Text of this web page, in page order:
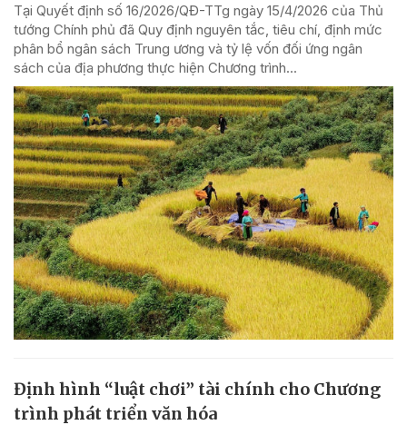
Tại Quyết định số 16/2026/QĐ-TTg ngày 15/4/2026 của Thủ
tướng Chính phủ đã Quy định nguyên tắc, tiêu chí, định mức
phân bổ ngân sách Trung ương và tỷ lệ vốn đối ứng ngân
sách của địa phương thực hiện Chương trình...
Định hình “luật chơi” tài chính cho Chương
trình phát triển văn hóa